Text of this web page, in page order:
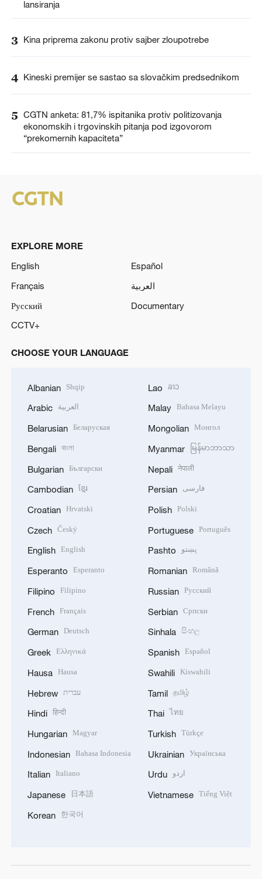
lansiranja
3 Kina priprema zakonu protiv sajber zloupotrebe
4 Kineski premijer se sastao sa slovačkim predsednikom
5 CGTN anketa: 81,7% ispitanika protiv politizovanja
ekonomskih i trgovinskih pitanja pod izgovorom
“prekomernih kapaciteta”
EXPLORE MORE
English
Español
Français
العربية
Русский
Documentary
CCTV+
CHOOSE YOUR LANGUAGE
Albanian Shqip
Arabic العربية
Belarusian Беларуская
Bengali বাংলা
Bulgarian Български
Cambodian ខ្មែរ
Croatian Hrvatski
Czech Český
English English
Esperanto Esperanto
Filipino Filipino
French Français
German Deutsch
Greek Ελληνικά
Hausa Hausa
Hebrew עברית
Hindi हिन्दी
Hungarian Magyar
Indonesian Bahasa Indonesia
Italian Italiano
Japanese 日本語
Korean 한국어
Lao ລາວ
Malay Bahasa Melayu
Mongolian Монгол
Myanmar မြန်မာဘာသာ
Nepali नेपाली
Persian فارسی
Polish Polski
Portuguese Português
Pashto پښتو
Romanian Română
Russian Русский
Serbian Српски
Sinhala සිංහල
Spanish Español
Swahili Kiswahili
Tamil தமிழ்
Thai ไทย
Turkish Türkçe
Ukrainian Українська
Urdu اردو
Vietnamese Tiếng Việt